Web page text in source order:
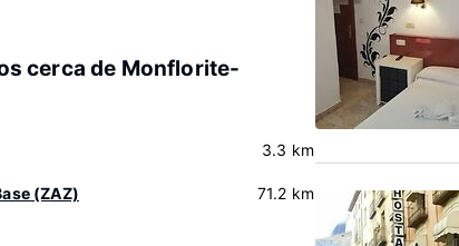
cerca de Monflorite-
3.3 km
(ZAZ) 71.2 km